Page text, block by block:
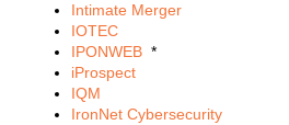
Intimate Merger
IOTEC
IPONWEB *
iProspect
IQM
IronNet Cybersecurity